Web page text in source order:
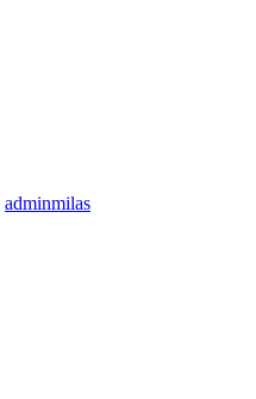
adminmilas